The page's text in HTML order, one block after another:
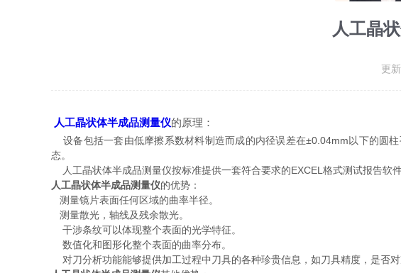
人工晶
更
人工晶状体半成品测量仪的原理：
设备包括一套由低摩擦系数材料制造而成的内径误差在±0.04mm以下的圆
态。
人工晶状体半成品测量仪按标准提供一套符合要求的EXCEL格式测试报告软
人工晶状体半成品测量仪的优势：
测量镜片表面任何区域的曲率半径。
测量散光，轴线及残余散光。
干涉条纹可以体现整个表面的光学特征。
数值化和图形化整个表面的曲率分布。
对刀分析功能能够提供加工过程中刀具的各种珍贵信息，如刀具精度，是否对